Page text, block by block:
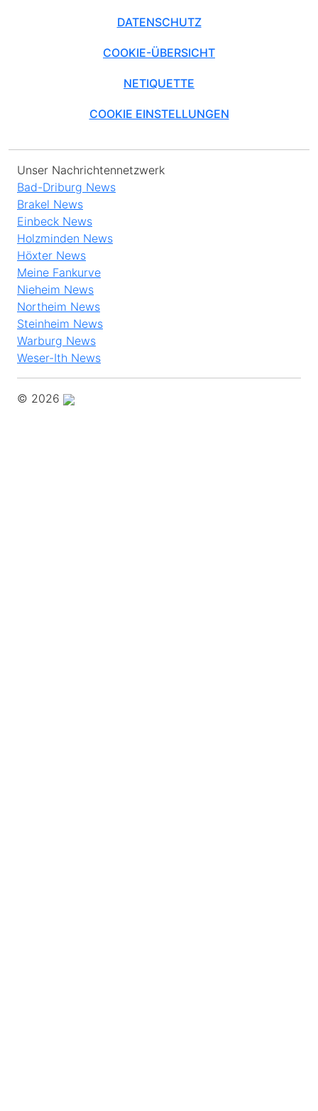
DATENSCHUTZ
COOKIE-ÜBERSICHT
NETIQUETTE
COOKIE EINSTELLUNGEN
Unser Nachrichtennetzwerk
Bad-Driburg News
Brakel News
Einbeck News
Holzminden News
Höxter News
Meine Fankurve
Nieheim News
Northeim News
Steinheim News
Warburg News
Weser-Ith News
© 2026